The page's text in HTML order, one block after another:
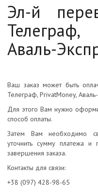
Эл-й
Аваль-
Ваш заказ может быть
Телеграф, PrivatMoney,
Для этого Вам нужно
способ оплаты.
Затем Вам необходимо
уточнить сумму платежа и
завершения заказа.
Контакты для связи:
+38 (097) 428-98-65